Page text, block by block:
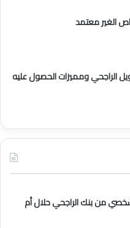
الغير معتمد
الراجحي ومميزات الحصول عليه
من بنك الراجحي حلال أم